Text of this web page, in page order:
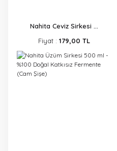
Nahita Ceviz Sirkesi ...
Fiyat : 179,00 TL